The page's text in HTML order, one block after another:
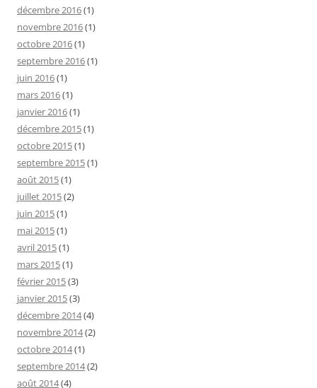
décembre 2016(1)
novembre 2016(1)
octobre 2016(1)
septembre 2016(1)
juin 2016(1)
mars 2016(1)
janvier 2016(1)
décembre 2015(1)
octobre 2015(1)
septembre 2015(1)
août 2015(1)
juillet 2015(2)
juin 2015(1)
mai 2015(1)
avril 2015(1)
mars 2015(1)
février 2015(3)
janvier 2015(3)
décembre 2014(4)
novembre 2014(2)
octobre 2014(1)
septembre 2014(2)
août 2014(4)